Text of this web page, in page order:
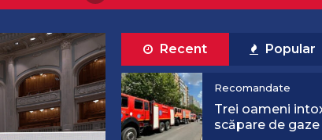
Recent Popular
Recomandate
Trei oameni
scăpare de